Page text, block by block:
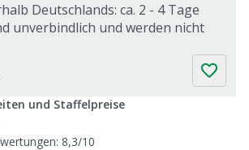
Deutschlands: ca. 2 - 4 Tage
unverbindlich und werden nicht
und Staffelpreise
8,3/10